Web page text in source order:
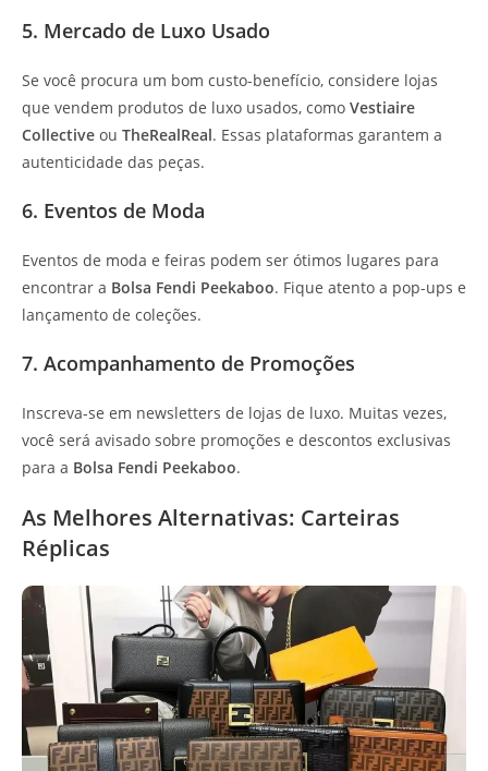
5. Mercado de Luxo Usado
Se você procura um bom custo-benefício, considere lojas
que vendem produtos de luxo usados, como Vestiaire
Collective ou TheRealReal. Essas plataformas garantem a
autenticidade das peças.
6. Eventos de Moda
Eventos de moda e feiras podem ser ótimos lugares para
encontrar a Bolsa Fendi Peekaboo. Fique atento a pop-ups e
lançamento de coleções.
7. Acompanhamento de Promoções
Inscreva-se em newsletters de lojas de luxo. Muitas vezes,
você será avisado sobre promoções e descontos exclusivas
para a Bolsa Fendi Peekaboo.
As Melhores Alternativas: Carteiras
Réplicas